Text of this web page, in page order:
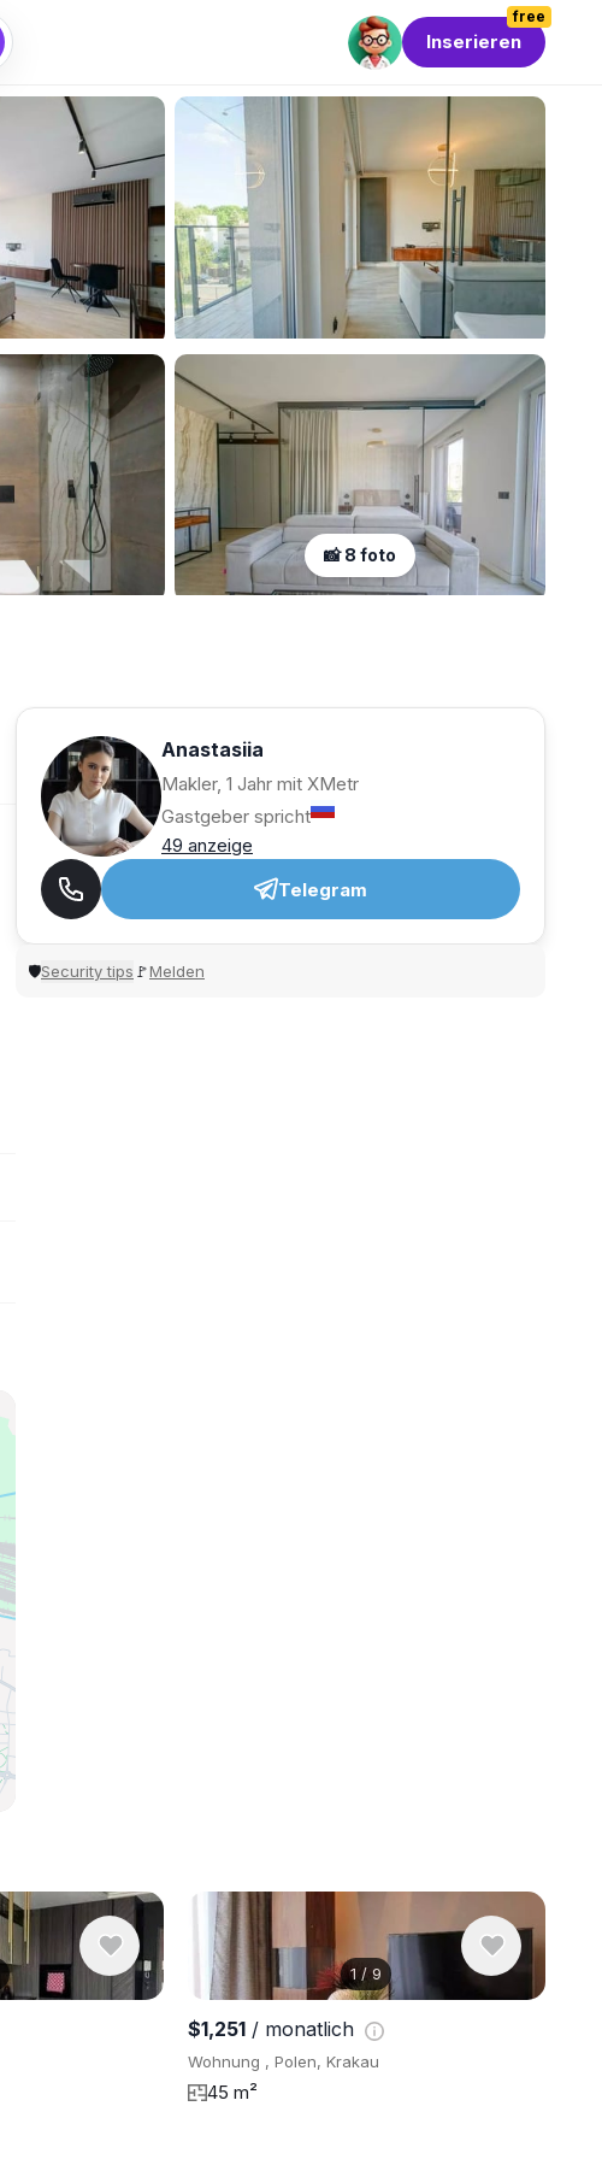
free
Inserieren
📸 8 foto
Anastasiia
Makler, 1 Jahr mit XMetr
Gastgeber spricht
49 anzeige
Telegram
🛡Security tips 🚩Melden
1 /9
$1,251/ monatlich
Wohnung , Polen, Krakau
45 m²